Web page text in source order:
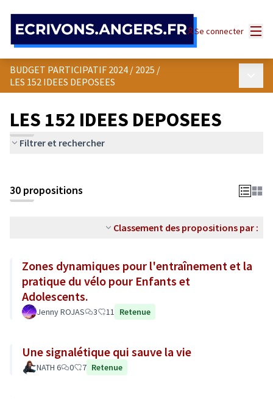
Se connecter
BUDGET PARTICIPATIF 2024 / 2025 /
LES 152 IDEES DEPOSEES
LES 152 IDEES DEPOSEES
Filtrer et rechercher
30 propositions
Classement des propositions par :
Zones dynamiques pour l'entraînement et la
pratique du vélo pour Enfants et
Adolescents.
Jenny ROJAS 3 11 Retenue
Une signalétique qui sauve la vie
NATH 6 0 7 Retenue